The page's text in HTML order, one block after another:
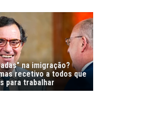
na imigração?
recetivo a todos que
para trabalhar